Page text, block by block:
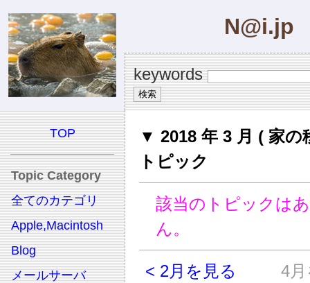
N@i.jp
keywords
TOP
Topic Category
全てのカテゴリ
Apple,Macintosh
Blog
メールサーバ
▼ 2018 年 3 月 ( 家の
トピック
該当のトピックは
ん。
< 2月を見る 4